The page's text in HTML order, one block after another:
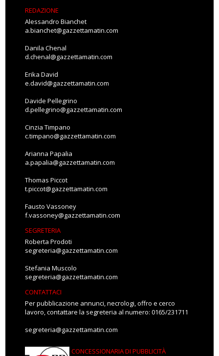
REDAZIONE
Alessandro Bianchet
a.bianchet@gazzettamatin.com
Danila Chenal
d.chenal@gazzettamatin.com
Erika David
e.david@gazzettamatin.com
Davide Pellegrino
d.pellegrino@gazzettamatin.com
Cinzia Timpano
c.timpano@gazzettamatin.com
Arianna Papalia
a.papalia@gazzettamatin.com
Thomas Piccot
t.piccot@gazzettamatin.com
Fausto Vassoney
f.vassoney@gazzettamatin.com
SEGRETERIA
Roberta Prodoti
segreteria@gazzettamatin.com
Stefania Muscolo
segreteria@gazzettamatin.com
CONTATTACI
Per pubblicazione annunci, necrologi, offro e cerco
lavoro, contattare la segreteria al numero: 0165/231711
segreteria@gazzettamatin.com
CONCESSIONARIA DI PUBBLICITÀ